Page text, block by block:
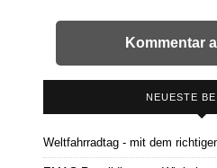
NEUESTE
Weltfahrradtag - mit dem